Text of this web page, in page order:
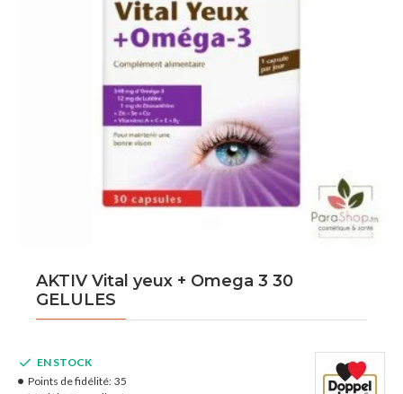
AKTIV Vital yeux + Omega 3 30
GELULES
EN STOCK
Points de fidélité: 35